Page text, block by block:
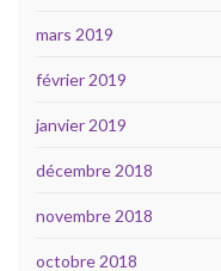
mars 2019
février 2019
janvier 2019
décembre 2018
novembre 2018
octobre 2018